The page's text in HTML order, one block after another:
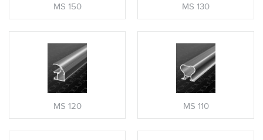
MS 150 MS 130
MS 120 MS 110